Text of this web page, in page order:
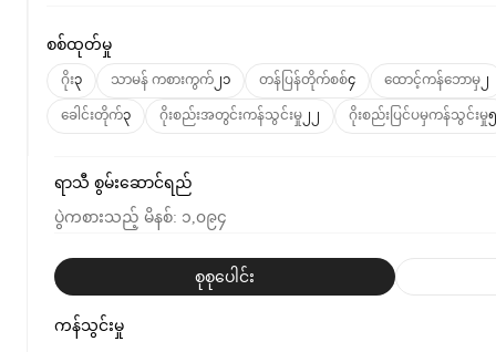
စစ်ထုတ်မှု
ဂိုး၃ သာမန် ကစားကွက် ၂၁ တန်ပြန်တိုက်စစ်၄ ထောင့်ကန်ဘောမှ ၂
ခေါင်းတိုက်၃ ဂိုးစည်းအတွင်းကန်သွင်းမှု ၂၂ ဂိုးစည်းပြင်ပမှကန်သွင်းမှု၅
ရာသီ စွမ်းဆောင်ရည်
ပွဲကစားသည့် မိနစ်: ၁,၀၉၄
စုစုပေါင်း
ကန်သွင်းမှု